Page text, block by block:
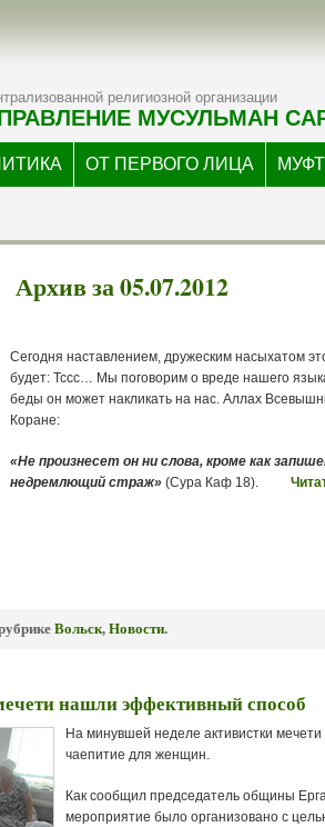
религиозной организации
МУСУЛЬМАН
ОТ ПЕРВОГО ЛИЦА
Архив за 05.07.2012
Сегодня наставлением, дружеским насыхатом
будет: Тссс… Мы поговорим о вреде нашего
беды он может накликать на нас. Аллах
Коране:
«Не произнесет он ни слова, кроме как
недремлющий страж» (Сура Каф 18).
Вольск, Новости.
нашли эффективный способ
На минувшей неделе активистки
чаепитие для женщин.
Как сообщил председатель общины
мероприятие было организовано с